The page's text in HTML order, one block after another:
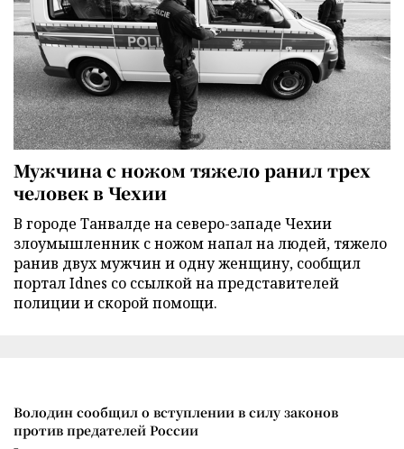
Мужчина с ножом тяжело ранил трех
человек в Чехии
В городе Танвалде на северо-западе Чехии
злоумышленник с ножом напал на людей, тяжело
ранив двух мужчин и одну женщину, сообщил
портал Idnes со ссылкой на представителей
полиции и скорой помощи.
Володин сообщил о вступлении в силу законов
против предателей России